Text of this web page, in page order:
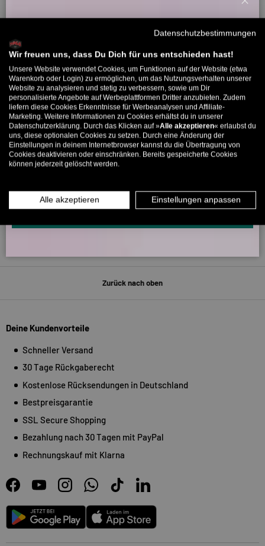
5330 Bewertungen
5330 266
Verifiziert von
Willkommensbonus
Willkommens-Rabattcode direkt per Mail zugeschickt.
Bis zu 11% Rabatt auf deine erste Bestellung. Aufgepasst: Du
kannst nur 1x wählen! 🤫
5% ab €80 9% ab €100 11% ab €150 🔥
E-Mail
MÄNNER
INFOS ÜBER WHATSAPP? KEIN PROBLEM!
KLICK HIER UND SCHICKE UNS DIE VORGESCHRIEBENE NACHRICHT,
Zurück nach oben
Deine Kundenvorteile
Schneller Versand
30 Tage Rückgaberecht
Kostenlose Rücksendungen in Deutschland
Bestpreisgarantie
SSL Secure Shopping
Bezahlung nach 30 Tagen mit PayPal
Rechnungskauf mit Klarna
FacebookYouTubeInstagramWhatsAppTikTokLinkedIn
Android App Store
Datenschutzbestimmungen
Wir freuen uns, dass Du Dich für uns entschieden hast!
Unsere Website verwendet Cookies, um Funktionen auf der Website (etwa
Warenkorb oder Login) zu ermöglichen, um das Nutzungsverhalten unserer
Website zu analysieren und stetig zu verbessern, sowie um Dir
personalisierte Angebote auf Werbeplattformen Dritter anzubieten. Zudem
liefern diese Cookies Erkenntnisse für Werbeanalysen und Affiliate-
Marketing. Weitere Informationen zu Cookies erhältst du in unserer
Datenschutzerklärung. Durch das Klicken auf »Alle akzeptieren« erlaubst du
uns, diese optionalen Cookies zu setzen. Durch eine Änderung der
Einstellungen in deinem Internetbrowser kannst du die Übertragung von
Cookies deaktivieren oder einschränken. Bereits gespeicherte Cookies
können jederzeit gelöscht werden.
Alle akzeptieren Einstellungen anpassen